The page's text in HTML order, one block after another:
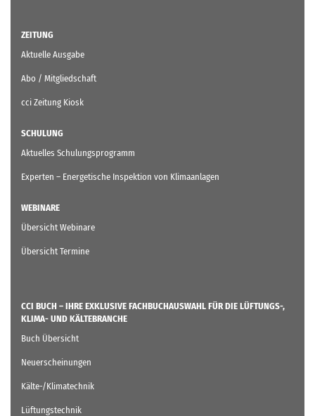
ZEITUNG
Aktuelle Ausgabe
Abo / Mitgliedschaft
cci Zeitung Kiosk
SCHULUNG
Aktuelles Schulungsprogramm
Experten – Energetische Inspektion von Klimaanlagen
WEBINARE
Übersicht Webinare
Übersicht Termine
CCI BUCH – IHRE EXKLUSIVE FACHBUCHAUSWAHL FÜR DIE LÜFTUNGS-,
KLIMA- UND KÄLTEBRANCHE
Buch Übersicht
Neuerscheinungen
Kälte-/Klimatechnik
Lüftungstechnik